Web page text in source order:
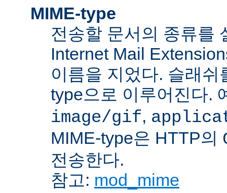
MIME-type
전송할 문서의 종류를
Internet Mail
이름을 지었다. 슬래
type으로 이루어진다.
image/gif,
MIME-type은 HTTP의
전송한다.
참고: mod_mime